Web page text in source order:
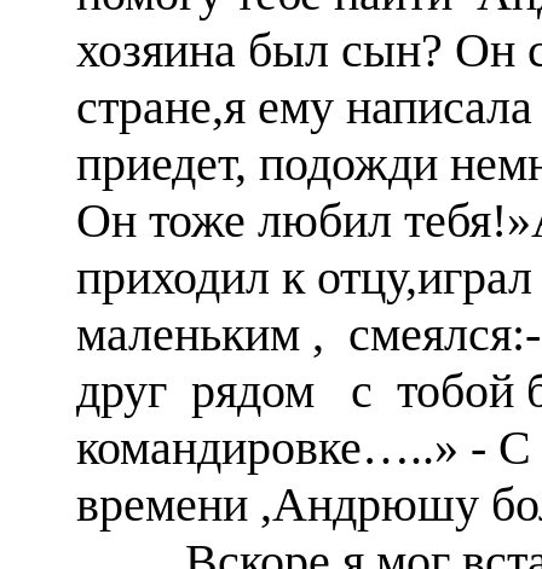
хозяина был сын? Он
стране,я ему
приедет, подожди
Он тоже любил
приходил к
маленьким ,
друг рядом с тобой
командировке…..» -
времени ,Андрюшу